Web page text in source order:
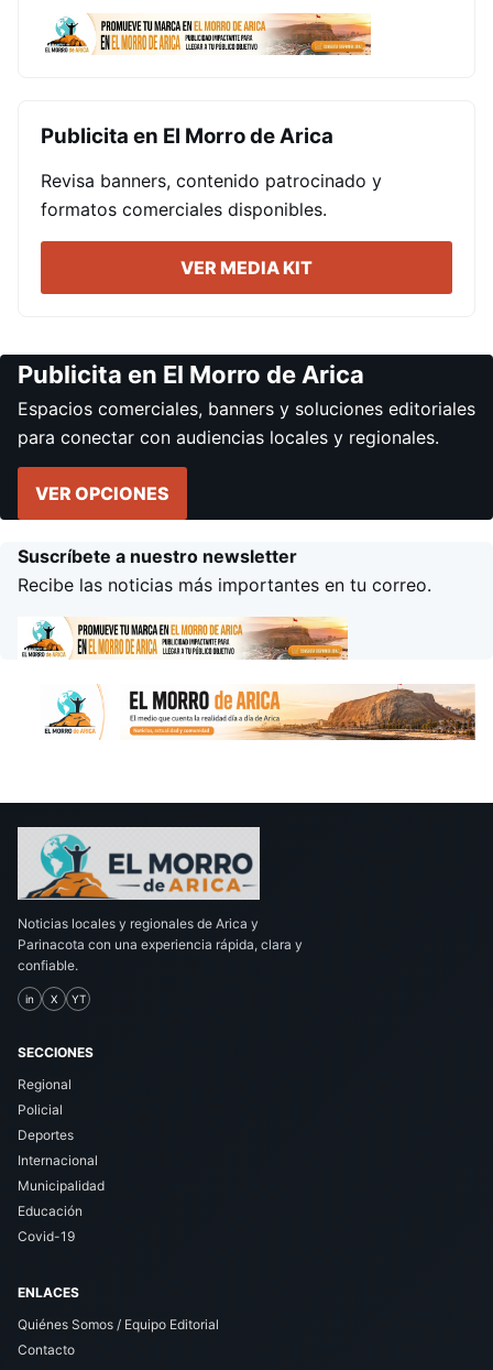
Publicita en El Morro de Arica
Revisa banners, contenido patrocinado y
formatos comerciales disponibles.
VER MEDIA KIT
Publicita en El Morro de Arica
Espacios comerciales, banners y soluciones editoriales
para conectar con audiencias locales y regionales.
VER OPCIONES
Suscríbete a nuestro newsletter
Recibe las noticias más importantes en tu correo.
Noticias locales y regionales de Arica y
Parinacota con una experiencia rápida, clara y
confiable.
in X YT
SECCIONES
Regional
Policial
Deportes
Internacional
Municipalidad
Educación
Covid-19
ENLACES
Quiénes Somos / Equipo Editorial
Contacto